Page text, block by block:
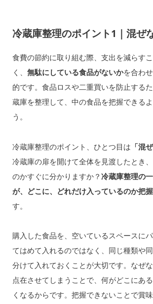
冷蔵庫整理のポイント1｜混ぜ
食費の節約に取り組む際、支出を減らす
く、 無駄にしている食品がないかを合わ
的です。食品ロスや二重買いを防止する
蔵庫を整理して、中の食品を把握できる
う。
冷蔵庫整理のポイント、ひとつ目は 「混
冷蔵庫の扉を開けて全体を見渡したとき
のかすぐに分かりますか？ 冷蔵庫整理の
が、どこに、どれだけ入っているのか把
す。
購入した食品を、空いているスペースに
てはめて入れるのではなく、同じ種類や
分けて入れておくことが大切です。なぜ
点在させてしまうことで、何がどこにあ
くなるからです。把握できないことで賞